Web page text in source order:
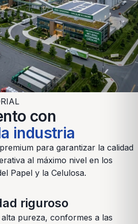
con
industria
para garantizar la calidad
al máximo nivel en los
Papel y la Celulosa.
riguroso
pureza, conformes a las